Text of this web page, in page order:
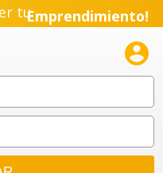
tuEmprendimiento!
